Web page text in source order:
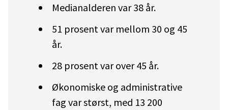
Medianalderen var 38 år.
51 prosent var mellom 30 og 45
år.
28 prosent var over 45 år.
Økonomiske og administrative
fag var størst, med 13 200